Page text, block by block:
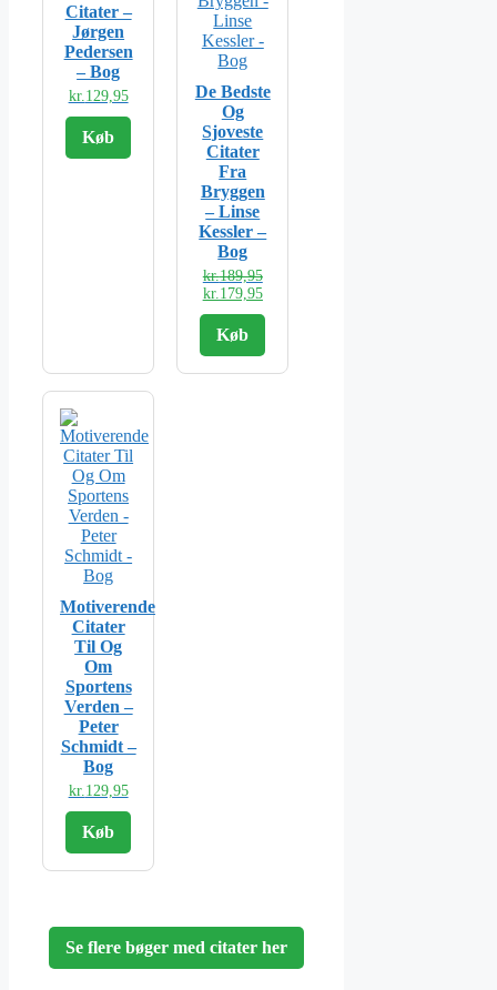
Citater –
Jørgen
Pedersen
– Bog
kr. 129,95
Køb
De Bedste
Og
Sjoveste
Citater
Fra
Bryggen
– Linse
Kessler –
Bog
kr.189,95Den
oprindelige
kr. 179,95Den
Køb
Motiverende
Citater
Til Og
Om
Sportens
Verden –
Peter
Schmidt –
Bog
kr. 129,95
Køb
Se flere bøger med citater her